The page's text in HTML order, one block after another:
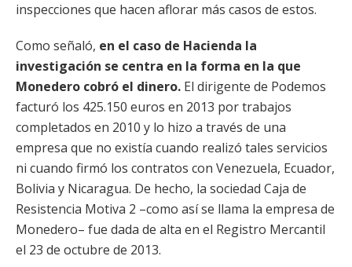
inspecciones que hacen aflorar más casos de estos.
Como señaló, en el caso de Hacienda la
investigación se centra en la forma en la que
Monedero cobró el dinero. El dirigente de Podemos
facturó los 425.150 euros en 2013 por trabajos
completados en 2010 y lo hizo a través de una
empresa que no existía cuando realizó tales servicios
ni cuando firmó los contratos con Venezuela, Ecuador,
Bolivia y Nicaragua. De hecho, la sociedad Caja de
Resistencia Motiva 2 –como así se llama la empresa de
Monedero– fue dada de alta en el Registro Mercantil
el 23 de octubre de 2013.